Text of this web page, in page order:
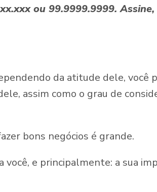
ou 99.9999.9999. Assine,
da atitude dele, você
assim como o grau de
bons negócios é grande.
e principalmente: a sua